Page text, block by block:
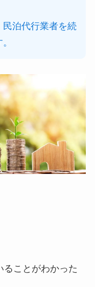
泊代行業者を続
ることがわかった